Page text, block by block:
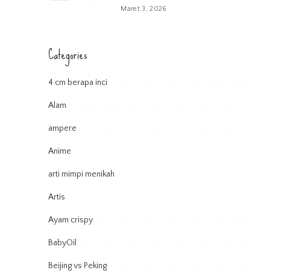
Maret 3, 2026
Categories
4 cm berapa inci
Alam
ampere
Anime
arti mimpi menikah
Artis
Ayam crispy
BabyOil
Beijing vs Peking